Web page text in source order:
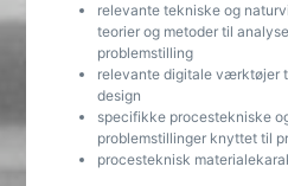
relevante tekniske og
teorier og metoder til
problemstilling
relevante digitale værktøjer
design
specifikke procestekniske
problemstillinger knyttet til
procesteknisk